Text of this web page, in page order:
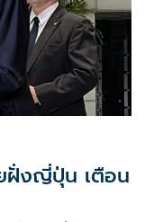
ฝั่งญี่ปุ่น เตือน